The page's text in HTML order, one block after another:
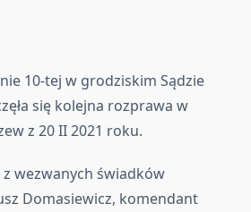
10-tej w grodziskim Sądzie
się kolejna rozprawa w
z 20 II 2021 roku.
z wezwanych świadków
Domasiewicz, komendant